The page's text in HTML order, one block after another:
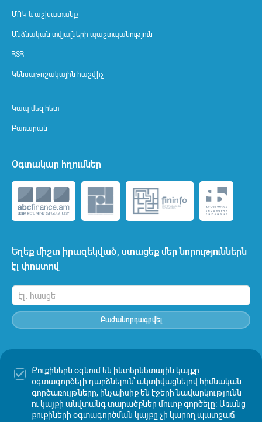
Քուքիներն օգնում են ինտերնետային կայքը
օգտագործելի դարձնելուն՝ ակտիվացնելով հիմնական
գործառույթները, ինչպիսիք են էջերի նավարկությունն
ու կայքի անվտանգ տարածքներ մուտք գործելը։ Առանց
քուքիների օգտագործման կայքը չի կարող պատշաճ
ՄՌԿ և աշխատանք
Անձնական տվյալների պաշտպանություն
ՀՏՀ
Կենսաթոշակային հաշվիչ
Կապ մեզ հետ
Բառարան
Եղեք միշտ իրազեկված, ստացեք մեր նորություններն
էլ փոստով
Բաժանորդագրվել
Օգտակար հղումներ
Սույն կայքում հրապարակված տեղեկատվության հայերեն և
անգլերեն տարբերակների միջև անհամապատասխանությունների
դեպքում, հիմք է ընդունվում հայերեն տարբերակը:
Ամունդի-Ակբան պատասխանատվություն չի կրում այլ կայքերում